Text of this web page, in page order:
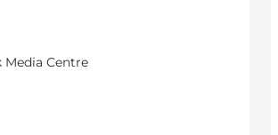
Media Centre